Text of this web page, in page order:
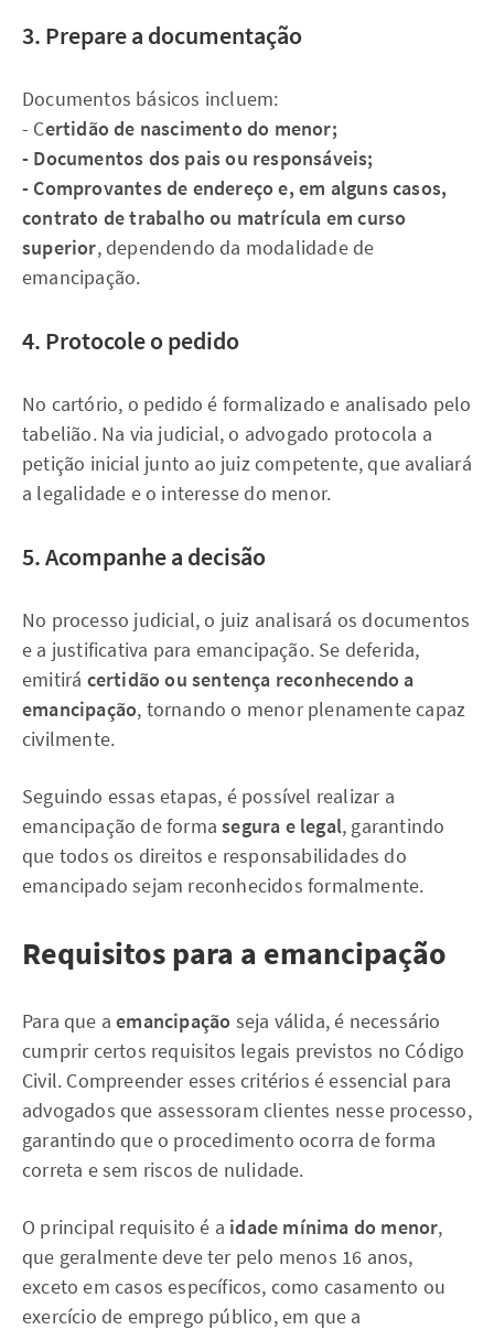
3. Prepare a documentação
Documentos básicos incluem:
- Certidão de nascimento do menor;
- Documentos dos pais ou responsáveis;
- Comprovantes de endereço e, em alguns casos,
contrato de trabalho ou matrícula em curso
superior, dependendo da modalidade de
emancipação.
4. Protocole o pedido
No cartório, o pedido é formalizado e analisado pelo
tabelião. Na via judicial, o advogado protocola a
petição inicial junto ao juiz competente, que avaliará
a legalidade e o interesse do menor.
5. Acompanhe a decisão
No processo judicial, o juiz analisará os documentos
e a justificativa para emancipação. Se deferida,
emitirá certidão ou sentença reconhecendo a
emancipação, tornando o menor plenamente capaz
civilmente.
Seguindo essas etapas, é possível realizar a
emancipação de formasegura e legal, garantindo
que todos os direitos e responsabilidades do
emancipado sejam reconhecidos formalmente.
Requisitos para a emancipação
Para que aemancipação seja válida, é necessário
cumprir certos requisitos legais previstos no Código
Civil. Compreender esses critérios é essencial para
advogados que assessoram clientes nesse processo,
garantindo que o procedimento ocorra de forma
correta e sem riscos de nulidade.
O principal requisito é a idade mínima do menor,
que geralmente deve ter pelo menos 16 anos,
exceto em casos específicos, como casamento ou
exercício de emprego público, em que a